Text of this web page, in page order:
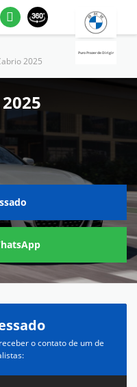
Puro Prazer de Dirigir
2025
o contato de um de